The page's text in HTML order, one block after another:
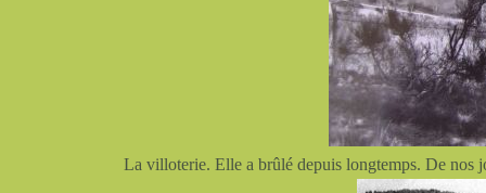
La villoterie. Elle a brûlé depuis longtemps. De nos